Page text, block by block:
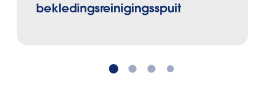
bekledingsreinigingsspuit